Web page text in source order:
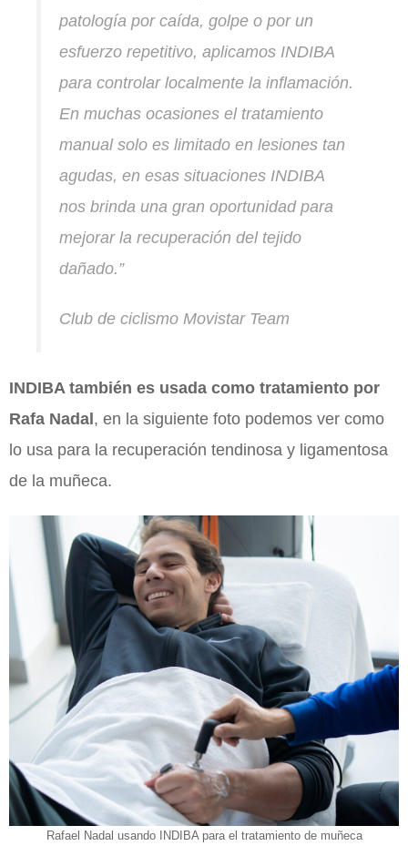
patología por caída, golpe o por un
esfuerzo repetitivo, aplicamos INDIBA
para controlar localmente la inflamación.
En muchas ocasiones el tratamiento
manual solo es limitado en lesiones tan
agudas, en esas situaciones INDIBA
nos brinda una gran oportunidad para
mejorar la recuperación del tejido
dañado.”
Club de ciclismo Movistar Team
INDIBA también es usada como tratamiento por
Rafa Nadal, en la siguiente foto podemos ver como
lo usa para la recuperación tendinosa y ligamentosa
de la muñeca.
Rafael Nadal usando INDIBA para el tratamiento de muñeca